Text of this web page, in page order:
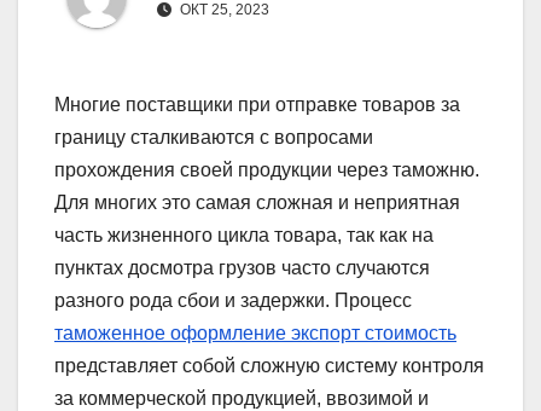
ОКТ 25, 2023
Многие поставщики при отправке товаров за
границу сталкиваются с вопросами
прохождения своей продукции через таможню.
Для многих это самая сложная и неприятная
часть жизненного цикла товара, так как на
пунктах досмотра грузов часто случаются
разного рода сбои и задержки. Процесс
таможенное оформление экспорт стоимость
представляет собой сложную систему контроля
за коммерческой продукцией, ввозимой и